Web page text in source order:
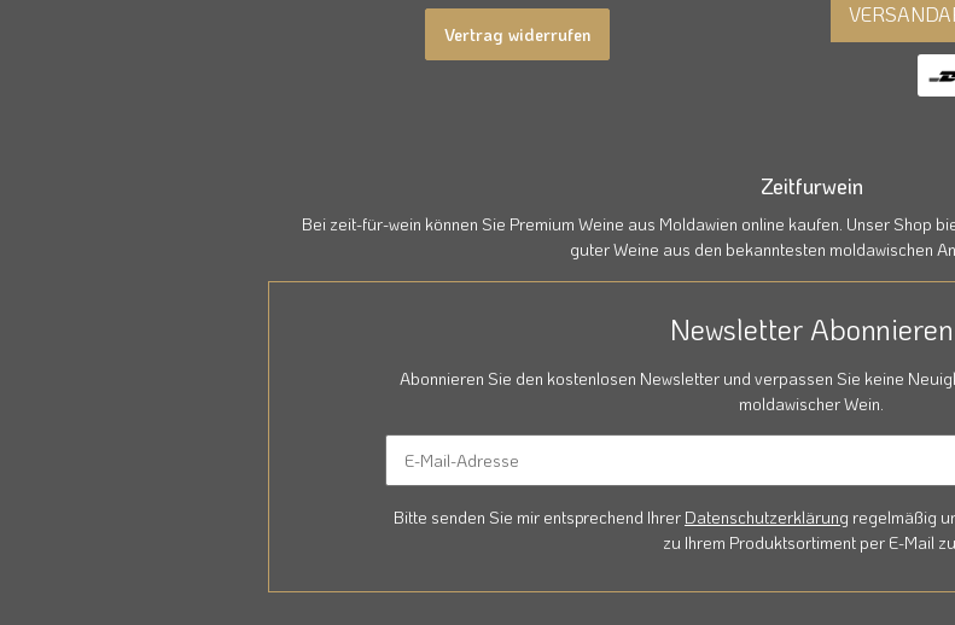
Vertrag widerrufen
Zeitfurwein
Bei zeit-für-wein können Sie Premium Weine aus Moldawien online kaufen. Unser Shop
guter Weine aus den bekanntesten moldawischen
Newsletter Abonnieren
Abonnieren Sie den kostenlosen Newsletter und verpassen Sie keine
moldawischer Wein.
Bitte senden Sie mir entsprechend Ihrer Datenschutzerklärungregelmäßig
zu Ihrem Produktsortiment per E-Mail